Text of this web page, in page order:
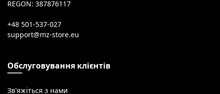
REGON: 387876117
+48 501-537-027
Обслуговування клієнтів
Зв'яжіться з нами